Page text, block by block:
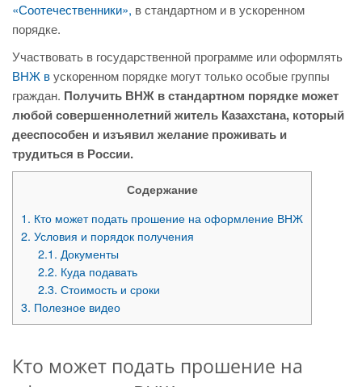
«Соотечественники», в стандартном и в ускоренном
порядке.
Участвовать в государственной программе или оформлять
ВНЖ вускоренном порядке могут только особые группы
граждан. Получить ВНЖ в стандартном порядке может
любой совершеннолетний житель Казахстана, который
дееспособен и изъявил желание проживать и
трудиться в России.
Содержание
1. Кто может подать прошение на оформление ВНЖ
2. Условия и порядок получения
2.1. Документы
2.2. Куда подавать
2.3. Стоимость и сроки
3. Полезное видео
Кто может подать прошение на